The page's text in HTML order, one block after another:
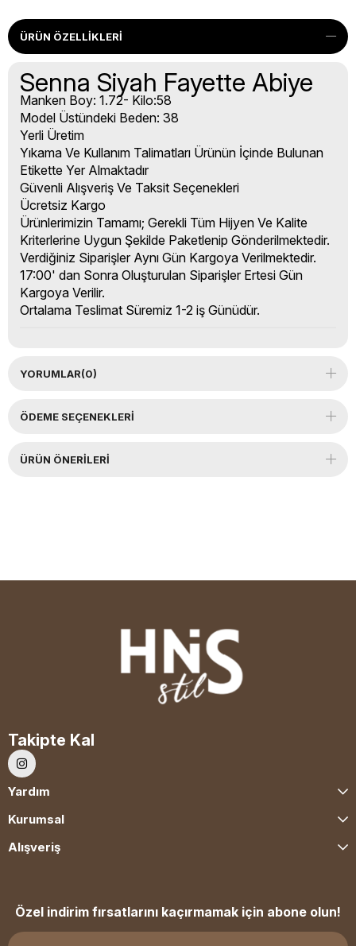
ÜRÜN ÖZELLIKLERI
Senna Siyah Fayette Abiye
Manken Boy: 1.72- Kilo:58
Model Üstündeki Beden: 38
Yerli Üretim
Yıkama Ve Kullanım Talimatları Ürünün İçinde Bulunan
Etikette Yer Almaktadır
Güvenli Alışveriş Ve Taksit Seçenekleri
Ücretsiz Kargo
Ürünlerimizin Tamamı; Gerekli Tüm Hijyen Ve Kalite
Kriterlerine Uygun Şekilde Paketlenip Gönderilmektedir.
Verdiğiniz Siparişler Aynı Gün Kargoya Verilmektedir.
17:00' dan Sonra Oluşturulan Siparişler Ertesi Gün
Kargoya Verilir.
Ortalama Teslimat Süremiz 1-2 iş Günüdür.
YORUMLAR(0)
ÖDEME SEÇENEKLERI
ÜRÜN ÖNERILERI
Takipte Kal
Yardım
Kurumsal
Alışveriş
Özel indirim fırsatlarını kaçırmamak için abone olun!